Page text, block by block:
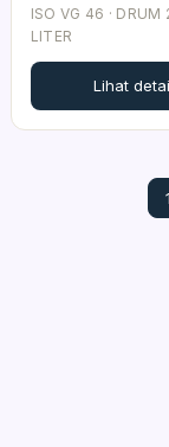
ISO VG 46 · DRUM
LITER
Lihat
1